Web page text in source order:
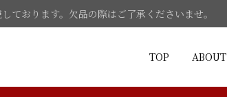
ております。欠品の際はご了承くださいませ。
TOP ABOUT